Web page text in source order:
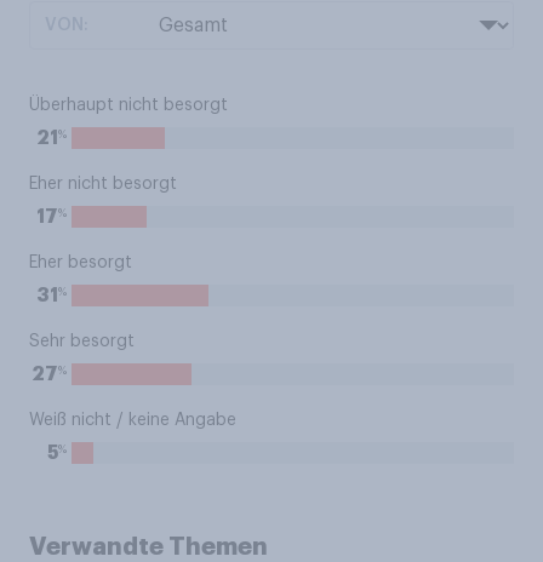
Überhaupt nicht besorgt
21 %
Eher nicht besorgt
17%
Eher besorgt
31 %
Sehr besorgt
27%
Weiß nicht / keine Angabe
5%
Verwandte Themen